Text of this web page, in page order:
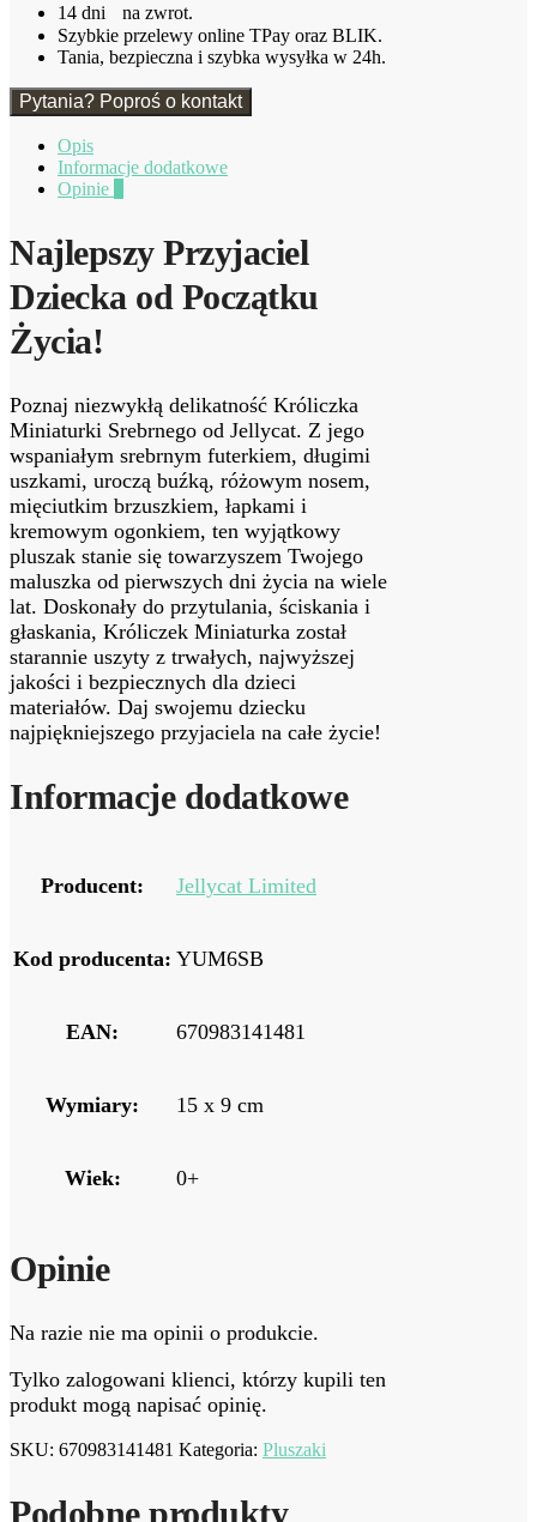
14 dni na zwrot.
Szybkie przelewy online TPay oraz BLIK.
Tania, bezpieczna i szybka wysyłka w 24h.
Pytania? Poproś o kontakt
Opis
Informacje dodatkowe
Opinie
Najlepszy Przyjaciel
Dziecka od Początku
Życia!
Poznaj niezwykłą delikatność Króliczka
Miniaturki Srebrnego od Jellycat. Z jego
wspaniałym srebrnym futerkiem, długimi
uszkami, uroczą buźką, różowym nosem,
mięciutkim brzuszkiem, łapkami i
kremowym ogonkiem, ten wyjątkowy
pluszak stanie się towarzyszem Twojego
maluszka od pierwszych dni życia na wiele
lat. Doskonały do przytulania, ściskania i
głaskania, Króliczek Miniaturka został
starannie uszyty z trwałych, najwyższej
jakości i bezpiecznych dla dzieci
materiałów. Daj swojemu dziecku
najpiękniejszego przyjaciela na całe życie!
Informacje dodatkowe
Producent: Jellycat Limited
Kod producenta: YUM6SB
EAN: 670983141481
Wymiary: 15 x 9 cm
Wiek: 0+
Opinie
Na razie nie ma opinii o produkcie.
Tylko zalogowani klienci, którzy kupili ten
produkt mogą napisać opinię.
SKU: 670983141481 Kategoria: Pluszaki
Podobne produkty